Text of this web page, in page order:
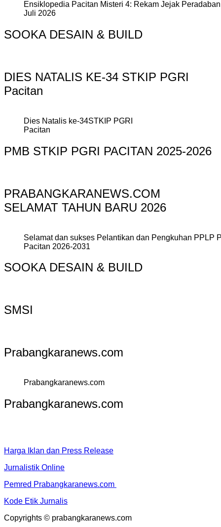
Ensiklopedia Pacitan Misteri 4: Rekam Jejak
Juli 2026
SOOKA DESAIN & BUILD
DIES NATALIS KE-34 STKIP PGRI
Pacitan
Dies Natalis ke-34STKIP PGRI
Pacitan
PMB STKIP PGRI PACITAN 2025-2026
PRABANGKARANEWS.COM
SELAMAT TAHUN BARU 2026
Selamat dan sukses Pelantikan dan Pengkuhan PPLP
Pacitan 2026-2031
SOOKA DESAIN & BUILD
SMSI
Prabangkaranews.com
Prabangkaranews.com
Prabangkaranews.com
Harga Iklan dan Press Release
Jurnalistik Online
Pemred Prabangkaranews.com
Kode Etik Jurnalis
Copyrights © prabangkaranews.com